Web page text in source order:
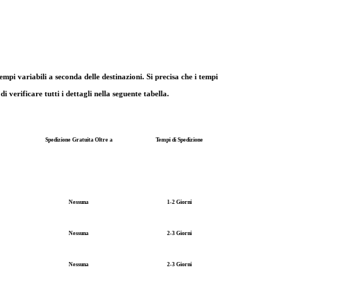
variabili a seconda delle destinazioni. Si precisa che i tempi
verificare tutti i dettagli nella seguente tabella.
Spedizione Gratuita Oltre a Tempi di Spedizione
Nessuna 1-2 Giorni
Nessuna 2-3 Giorni
Nessuna 2-3 Giorni